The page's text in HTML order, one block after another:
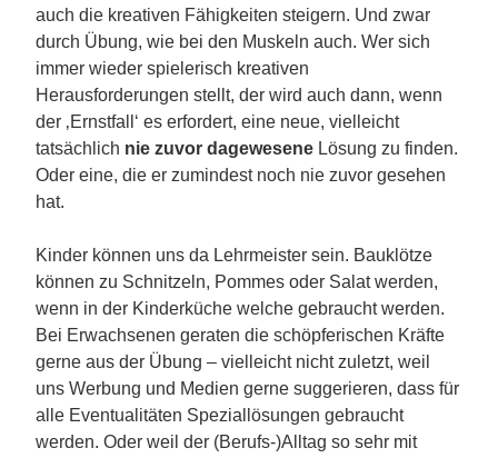
auch die kreativen Fähigkeiten steigern. Und zwar
durch Übung, wie bei den Muskeln auch. Wer sich
immer wieder spielerisch kreativen
Herausforderungen stellt, der wird auch dann, wenn
der ‚Ernstfall‘ es erfordert, eine neue, vielleicht
tatsächlich nie zuvor dagewesene Lösung zu finden.
Oder eine, die er zumindest noch nie zuvor gesehen
hat.
Kinder können uns da Lehrmeister sein. Bauklötze
können zu Schnitzeln, Pommes oder Salat werden,
wenn in der Kinderküche welche gebraucht werden.
Bei Erwachsenen geraten die schöpferischen Kräfte
gerne aus der Übung – vielleicht nicht zuletzt, weil
uns Werbung und Medien gerne suggerieren, dass für
alle Eventualitäten Speziallösungen gebraucht
werden. Oder weil der (Berufs-)Alltag so sehr mit